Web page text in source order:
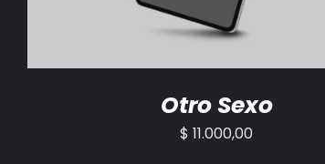
Otro Sexo
$ 11.000,00